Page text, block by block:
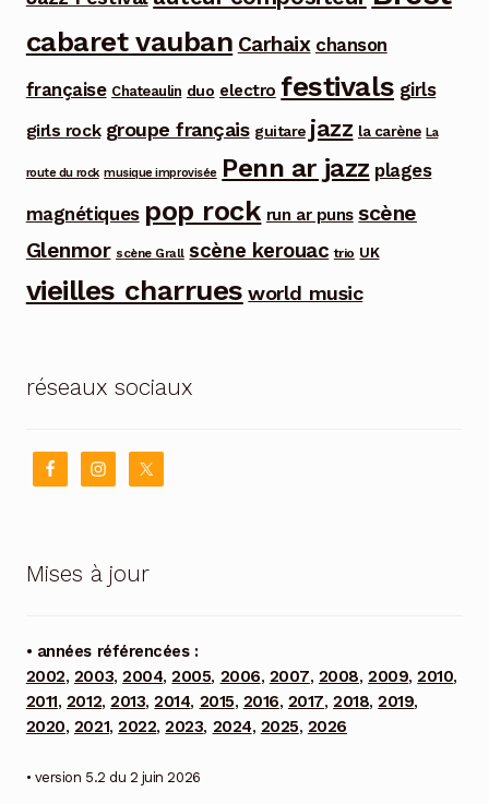
cabaret vauban Carhaix chanson
française Chateaulin duo electro festivals girls
girls rock groupe français guitare jazz la carène La
route du rock musique improvisée Penn ar jazz plages
magnétiques pop rock run ar puns scène
Glenmor scène Grall scène kerouac trio UK
vieilles charrues world music
réseaux sociaux
Mises à jour
• années référencées :
2002, 2003,2004,2005, 2006, 2007, 2008,2009,2010,
2011, 2012,2013,2014, 2015, 2016, 2017,2018,2019,
2020, 2021,2022,2023, 2024, 2025, 2026
• version 5.2 du 2 juin 2026